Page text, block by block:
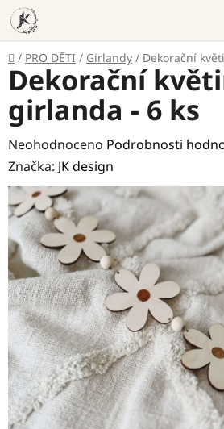
Přejít
na
obsah
Domů
/ PRO DĚTI / Girlandy / Dekorační
Dekorační
girlanda - 6 ks
Průměrné
hodnocení
produktu
je
0,0
z
5
hvězdiček.
Neohodnoceno Podrobnosti
Značka: JK design